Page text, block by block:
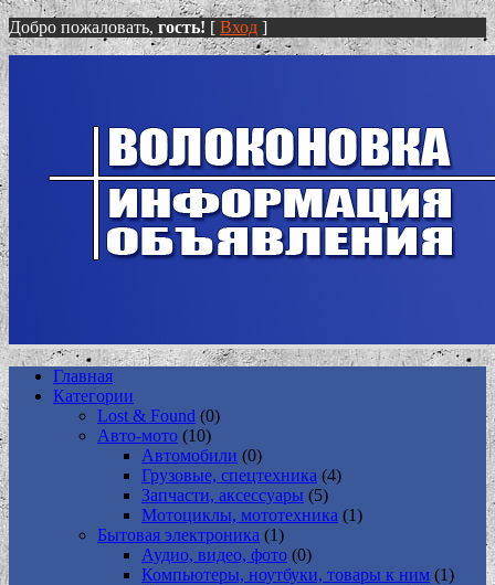
Добро пожаловать, гость! [ Вход ]
Главная
Категории
Lost & Found (0)
Авто-мото (10)
Автомобили (0)
Грузовые, спецтехника (4)
Запчасти, аксессуары (5)
Мотоциклы, мототехника (1)
Бытовая электроника (1)
Аудио, видео, фото (0)
Компьютеры, ноутбуки, товары к ним (1)